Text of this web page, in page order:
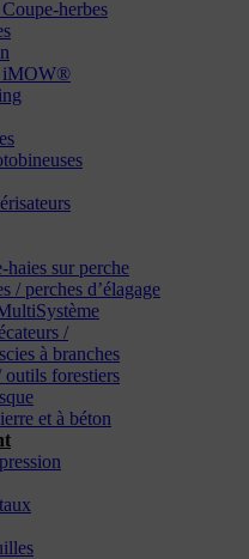
herbes
iMOW®
sur perche
/ perches d’élagage
/
à branches
outils forestiers
et à béton